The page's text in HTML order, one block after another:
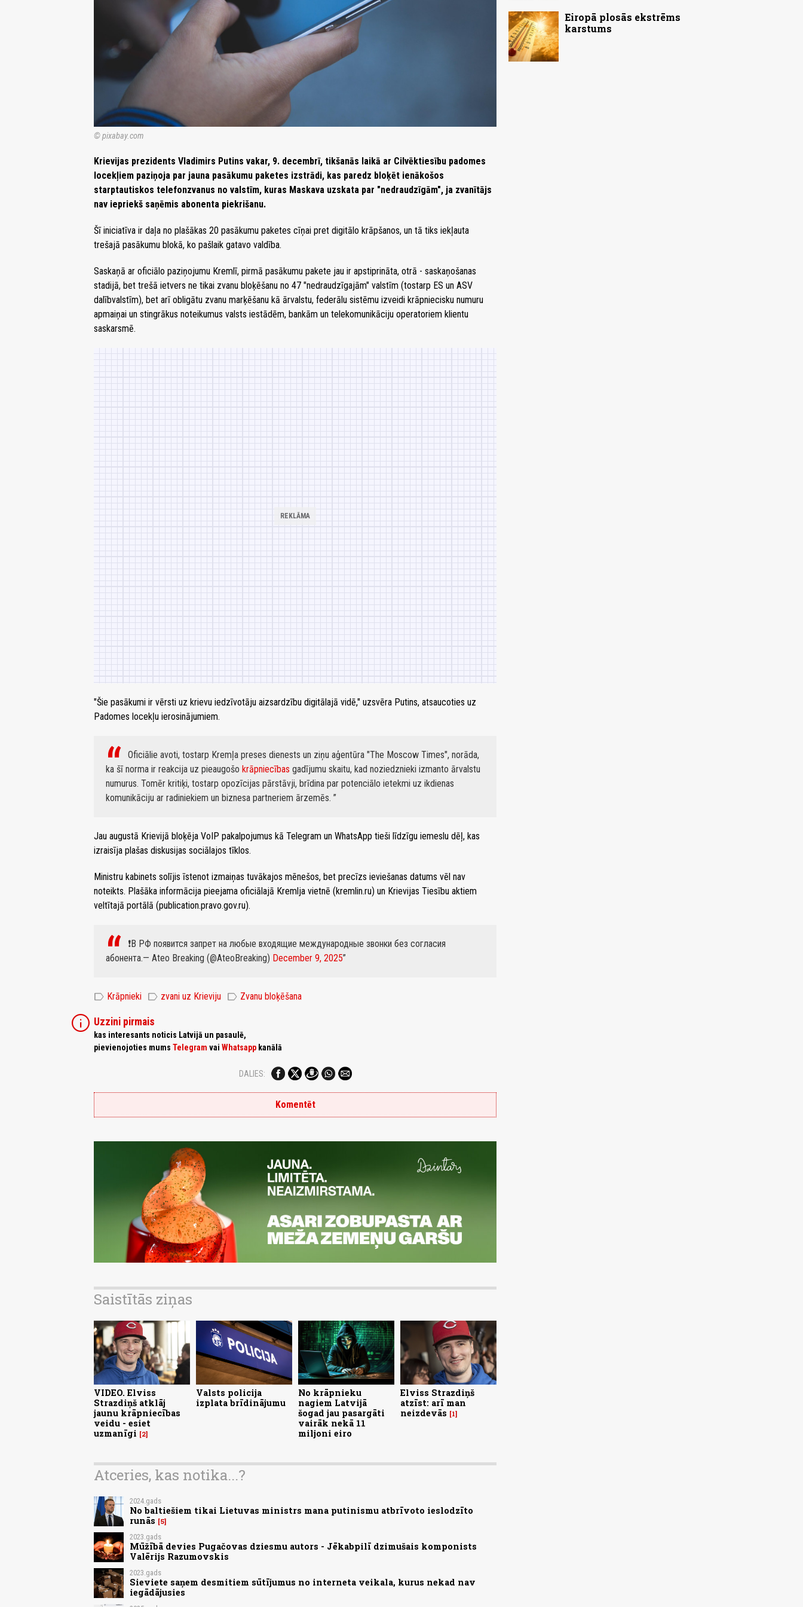
© pixabay.com
Krievijas prezidents Vladimirs Putins vakar, 9. decembrī, tikšanās laikā ar Cilvēktiesību padomes
locekļiem paziņoja par jauna pasākumu paketes izstrādi, kas paredz bloķēt ienākošos
starptautiskos telefonzvanus no valstīm, kuras Maskava uzskata par "nedraudzīgām", ja zvanītājs
nav iepriekš saņēmis abonenta piekrišanu.
Šī iniciatīva ir daļa no plašākas 20 pasākumu paketes cīņai pret digitālo krāpšanos, un tā tiks iekļauta
trešajā pasākumu blokā, ko pašlaik gatavo valdība.
Saskaņā ar oficiālo paziņojumu Kremlī, pirmā pasākumu pakete jau ir apstiprināta, otrā - saskaņošanas
stadijā, bet trešā ietvers ne tikai zvanu bloķēšanu no 47 "nedraudzīgajām" valstīm (tostarp ES un ASV
dalībvalstīm), bet arī obligātu zvanu marķēšanu kā ārvalstu, federālu sistēmu izveidi krāpniecisku numuru
apmaiņai un stingrākus noteikumus valsts iestādēm, bankām un telekomunikāciju operatoriem klientu
saskarsmē.
"Šie pasākumi ir vērsti uz krievu iedzīvotāju aizsardzību digitālajā vidē," uzsvēra Putins, atsaucoties uz
Padomes locekļu ierosinājumiem.
Oficiālie avoti, tostarp Kremļa preses dienests un ziņu aģentūra "The Moscow Times", norāda,
ka šī norma ir reakcija uz pieaugošo krāpniecības gadījumu skaitu, kad noziedznieki izmanto ārvalstu
numurus. Tomēr kritiķi, tostarp opozīcijas pārstāvji, brīdina par potenciālo ietekmi uz ikdienas
komunikāciju ar radiniekiem un biznesa partneriem ārzemēs.
Jau augustā Krievijā bloķēja VoIP pakalpojumus kā Telegram un WhatsApp tieši līdzīgu iemeslu dēļ, kas
izraisīja plašas diskusijas sociālajos tīklos.
Ministru kabinets solījis īstenot izmaiņas tuvākajos mēnešos, bet precīzs ieviešanas datums vēl nav
noteikts. Plašāka informācija pieejama oficiālajā Kremlja vietnē (kremlin.ru) un Krievijas Tiesību aktiem
veltītajā portālā (publication.pravo.gov.ru).
❗️В РФ появится запрет на любые входящие международные звонки без согласия
абонента.— Ateo Breaking (@AteoBreaking) December 9, 2025
label Krāpnieki label zvani uz Krieviju label Zvanu bloķēšana
info Uzzini pirmais
kas interesants noticis Latvijā un pasaulē,
pievienojoties mums Telegram vai Whatsapp kanālā
DALIES:
Komentēt
Saistītās ziņas
VIDEO. Elviss
Strazdiņš atklāj
jaunu krāpniecības
veidu - esiet
uzmanīgi
2
Valsts policija
izplata brīdinājumu
No krāpnieku
nagiem Latvijā
šogad jau pasargāti
vairāk nekā 11
miljoni eiro
Elviss Strazdiņš
atzīst: arī man
neizdevās
1
Atceries, kas notika...?
2024.gads
No baltiešiem tikai Lietuvas ministrs mana putinismu atbrīvoto ieslodzīto
runās
5
2023.gads
Mūžībā devies Pugačovas dziesmu autors - Jēkabpilī dzimušais komponists
Valērijs Razumovskis
2023.gads
Sieviete saņem desmitiem sūtījumus no interneta veikala, kurus nekad nav
iegādājusies
Eiropā plosās ekstrēms
karstums